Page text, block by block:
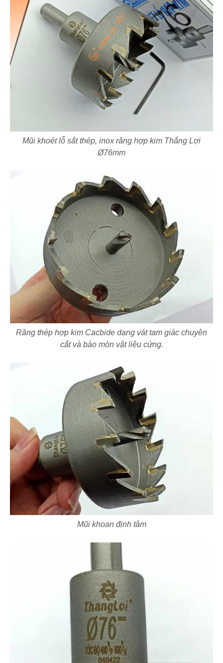
Mũi khoét lỗ sắt thép, inox răng hợp kim Thắng Lợi
Ø76mm
Răng thép hợp kim Cacbide dạng vát tam giác chuyên
cắt và bào mòn vật liệu cứng.
Mũi khoan định tâm